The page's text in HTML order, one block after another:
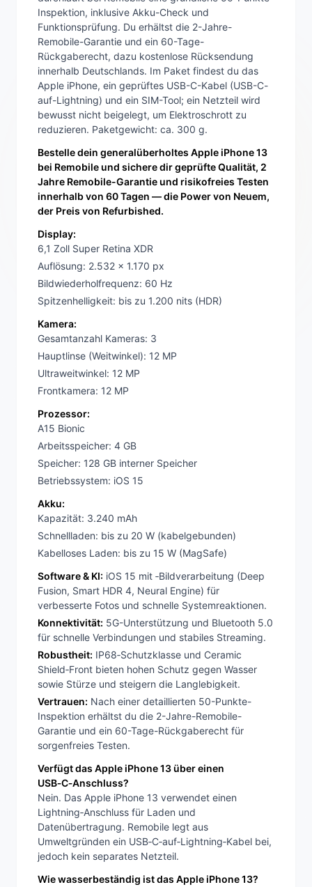
Inspektion, inklusive Akku-Check und
Funktionsprüfung. Du erhältst die 2-Jahre-
Remobile-Garantie und ein 60-Tage-
Rückgaberecht, dazu kostenlose Rücksendung
innerhalb Deutschlands. Im Paket findest du das
Apple iPhone, ein geprüftes USB-C-Kabel (USB-C-
auf-Lightning) und ein SIM-Tool; ein Netzteil wird
bewusst nicht beigelegt, um Elektroschrott zu
reduzieren. Paketgewicht: ca. 300 g.
Bestelle dein generalüberholtes Apple iPhone 13
bei Remobile und sichere dir geprüfte Qualität, 2
Jahre Remobile-Garantie und risikofreies Testen
innerhalb von 60 Tagen — die Power von Neuem,
der Preis von Refurbished.
Display:
6,1 Zoll Super Retina XDR
Auflösung: 2.532 x 1.170 px
Bildwiederholfrequenz: 60 Hz
Spitzenhelligkeit: bis zu 1.200 nits (HDR)
Kamera:
Gesamtanzahl Kameras: 3
Hauptlinse (Weitwinkel): 12 MP
Ultraweitwinkel: 12 MP
Frontkamera: 12 MP
Prozessor:
A15 Bionic
Arbeitsspeicher: 4 GB
Speicher: 128 GB interner Speicher
Betriebssystem: iOS 15
Akku:
Kapazität: 3.240 mAh
Schnellladen: bis zu 20 W (kabelgebunden)
Kabelloses Laden: bis zu 15 W (MagSafe)
Software & KI: iOS 15 mit ‑Bildverarbeitung (Deep
Fusion, Smart HDR 4, Neural Engine) für
verbesserte Fotos und schnelle Systemreaktionen.
Konnektivität: 5G-Unterstützung und Bluetooth 5.0
für schnelle Verbindungen und stabiles Streaming.
Robustheit: IP68‑Schutzklasse und Ceramic
Shield‑Front bieten hohen Schutz gegen Wasser
sowie Stürze und steigern die Langlebigkeit.
Vertrauen: Nach einer detaillierten 50-Punkte-
Inspektion erhältst du die 2-Jahre-Remobile-
Garantie und ein 60-Tage-Rückgaberecht für
sorgenfreies Testen.
Verfügt das Apple iPhone 13 über einen
USB‑C‑Anschluss?
Nein. Das Apple iPhone 13 verwendet einen
Lightning‑Anschluss für Laden und
Datenübertragung. Remobile legt aus
Umweltgründen ein USB‑C‑auf‑Lightning‑Kabel bei,
jedoch kein separates Netzteil.
Wie wasserbeständig ist das Apple iPhone 13?